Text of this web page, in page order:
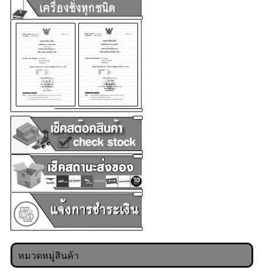
หมวดหมู่สินค้า